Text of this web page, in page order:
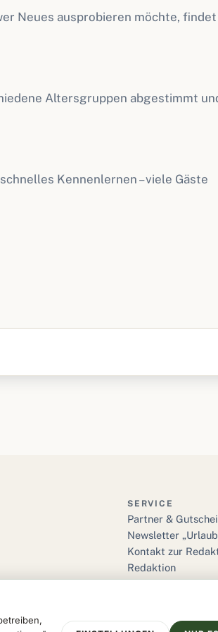
Neues ausprobieren möchte, findet
Altersgruppen abgestimmt
Kennenlernen – viele Gäste
SERVICE
Partner &
Newsletter
Kontakt zur
Redaktion